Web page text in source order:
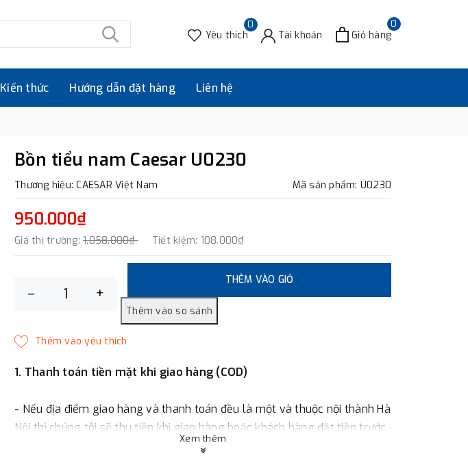
0
Yêu thích Tài khoản
0
Giỏ hàng
Kiến thức Hướng dẫn đặt hàng Liên hệ
Bồn tiểu nam Caesar U0230
Thương hiệu: CAESAR Việt Nam Mã sản phẩm: U0230
950.000₫
Giá thị trường: 1.058.000₫ Tiết kiệm: 108.000₫
– +
THÊM VÀO GIỎ
1. Thanh toán tiền mặt khi giao hàng (COD)
- Nếu địa điểm giao hàng và thanh toán đều là một và thuộc nội thành Hà
Nội thì chúng tôi sẽ thu tiền khi giao hàng hoặc khách hàng đặt tiền trước
một phần giá trị đơn hàng tùy thuộc vào đơn hàng.
Xem thêm